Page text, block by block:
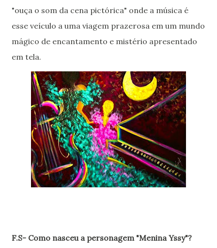
"ouça o som da cena pictórica" onde a música é
esse veículo a uma viagem prazerosa em um mundo
mágico de encantamento e mistério apresentado
em tela.
F.S- Como nasceu a personagem "Menina Yssy"?